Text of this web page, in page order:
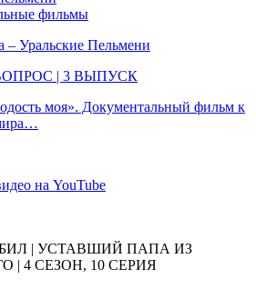
фильмы
– Уральские Пельмени
| 3 ВЫПУСК
моя». Документальный фильм к
| УСТАВШИЙ ПАПА ИЗ
| 4 СЕЗОН, 10 СЕРИЯ